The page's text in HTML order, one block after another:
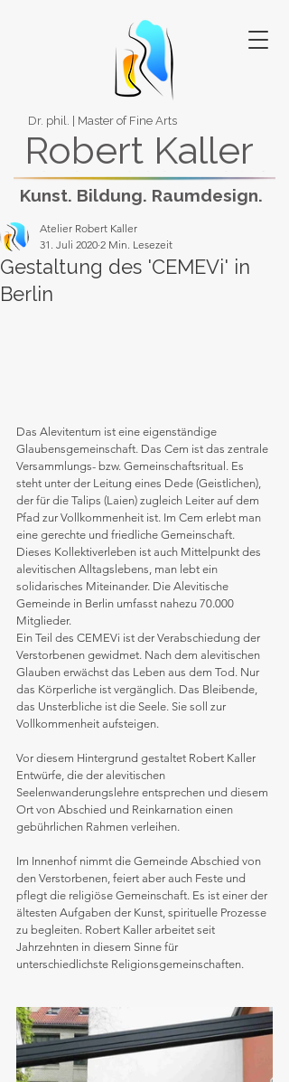
Robert Kaller
Kunst. Bildung. Raumdesign.
Dr. phil. | Master of Fine Arts
Gestaltung des 'CEMEVi' in
Berlin
Atelier Robert Kaller
31. Juli 2020 2 Min. Lesezeit
Das Alevitentum ist eine eigenständige
Glaubensgemeinschaft. Das Cem ist das zentrale
Versammlungs- bzw. Gemeinschaftsritual. Es
steht unter der Leitung eines Dede (Geistlichen),
der für die Talips (Laien) zugleich Leiter auf dem
Pfad zur Vollkommenheit ist. Im Cem erlebt man
eine gerechte und friedliche Gemeinschaft.
Dieses Kollektiverleben ist auch Mittelpunkt des
alevitischen Alltagslebens, man lebt ein
solidarisches Miteinander. Die Alevitische
Gemeinde in Berlin umfasst nahezu 70.000
Mitglieder.
Ein Teil des CEMEVi ist der Verabschiedung der
Verstorbenen gewidmet. Nach dem alevitischen
Glauben erwächst das Leben aus dem Tod. Nur
das Körperliche ist vergänglich. Das Bleibende,
das Unsterbliche ist die Seele. Sie soll zur
Vollkommenheit aufsteigen.
Vor diesem Hintergrund gestaltet Robert Kaller
Entwürfe, die der alevitischen
Seelenwanderungslehre entsprechen und diesem
Ort von Abschied und Reinkarnation einen
gebührlichen Rahmen verleihen.
Im Innenhof nimmt die Gemeinde Abschied von
den Verstorbenen, feiert aber auch Feste und
pflegt die religiöse Gemeinschaft. Es ist einer der
ältesten Aufgaben der Kunst, spirituelle Prozesse
zu begleiten. Robert Kaller arbeitet seit
Jahrzehnten in diesem Sinne für
unterschiedlichste Religionsgemeinschaften.